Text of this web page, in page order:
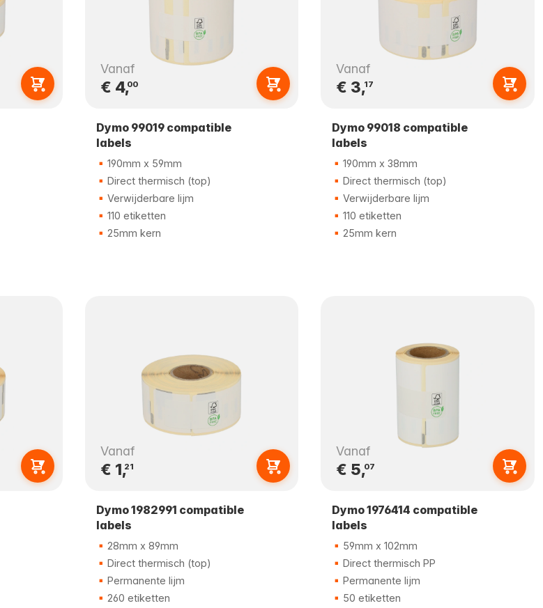
Vanaf
€ 4,00
Dymo 99019 compatible
labels
190mm x 59mm
Direct thermisch (top)
Verwijderbare lijm
110 etiketten
25mm kern
Vanaf
€ 3,17
Dymo 99018 compatible
labels
190mm x 38mm
Direct thermisch (top)
Verwijderbare lijm
110 etiketten
25mm kern
Vanaf
€ 1,21
Dymo 1982991 compatible
labels
28mm x 89mm
Direct thermisch (top)
Permanente lijm
260 etiketten
Vanaf
€ 5,07
Dymo 1976414 compatible
labels
59mm x 102mm
Direct thermisch PP
Permanente lijm
50 etiketten